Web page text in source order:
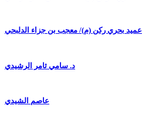
عميد بحري ركن (م)/ معجب بن جزاء الدلبحي
د. سامي ثامر الرشيدي
عاصم الشيدي